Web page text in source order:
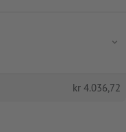
kr 4.036,72